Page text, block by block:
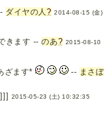
ダイヤの人? 2014-08-15 (金)
きます --のあ? 2015-08-10
ます* -- まさぼ
2015-05-23 (土) 10:32:35